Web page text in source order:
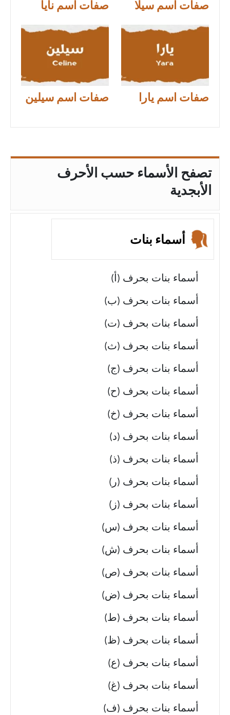
صفات اسم سيلا صفات اسم نايا
صفات اسم يارا صفات اسم سيلين
تصفح الأسماء حسب الأحرف
الأبجدية
أسماء بنات
أسماء بنات بحرف (أ)
أسماء بنات بحرف (ب)
أسماء بنات بحرف (ت)
أسماء بنات بحرف (ث)
أسماء بنات بحرف (ج)
أسماء بنات بحرف (ح)
أسماء بنات بحرف (خ)
أسماء بنات بحرف (د)
أسماء بنات بحرف (ذ)
أسماء بنات بحرف (ر)
أسماء بنات بحرف (ز)
أسماء بنات بحرف (س)
أسماء بنات بحرف (ش)
أسماء بنات بحرف (ص)
أسماء بنات بحرف (ض)
أسماء بنات بحرف (ط)
أسماء بنات بحرف (ظ)
أسماء بنات بحرف (ع)
أسماء بنات بحرف (غ)
أسماء بنات بحرف (ف)